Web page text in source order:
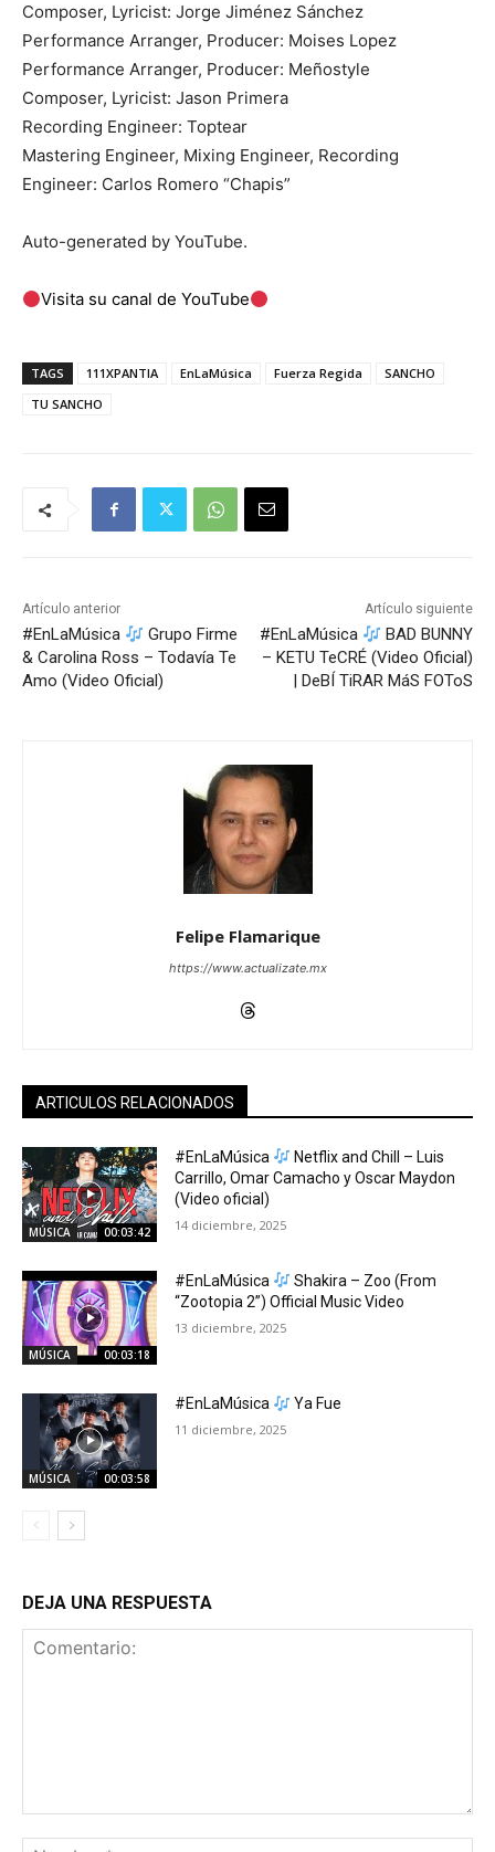
Composer, Lyricist: Jorge Jiménez Sánchez
Performance Arranger, Producer: Moises Lopez
Performance Arranger, Producer: Meñostyle
Composer, Lyricist: Jason Primera
Recording Engineer: Toptear
Mastering Engineer, Mixing Engineer, Recording
Engineer: Carlos Romero “Chapis”
Auto-generated by YouTube.
Visita su canal de YouTube
TAGS 111XPANTIA EnLaMúsica Fuerza Regida
SANCHO
TU SANCHO
Artículo anterior
#EnLaMúsica
Grupo Firme
& Carolina Ross – Todavía Te
Amo (Video Oficial)
Artículo siguiente
#EnLaMúsica
BAD BUNNY
– KETU TeCRÉ (Video Oficial)
| DeBÍ TiRAR MáS FOToS
Felipe Flamarique
https://www.actualizate.mx
ARTICULOS RELACIONADOS
MÚSICA 00:03:42
#EnLaMúsica
Netflix and Chill – Luis
Carrillo, Omar Camacho y Oscar Maydon
(Video oficial)
14 diciembre, 2025
MÚSICA 00:03:18
#EnLaMúsica
Shakira – Zoo (From
“Zootopia 2”) Official Music Video
13 diciembre, 2025
MÚSICA 00:03:58
#EnLaMúsica Ya Fue
11 diciembre, 2025
DEJA UNA RESPUESTA